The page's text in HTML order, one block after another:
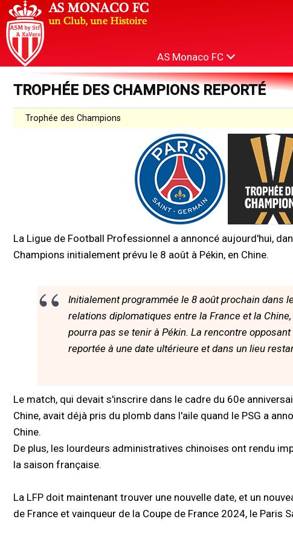
AS Monaco FC
TROPHÉE DES CHAMPIONS REPORTÉ
Trophée des Champions
La Ligue de Football Professionnel a annoncé aujourd'hui,
Champions initialement prévu le 8 août à Pékin, en Chine.
Initialement programmée le 8 août prochain dans
relations diplomatiques entre la France et la
pourra pas se tenir à Pékin. La rencontre
reportée à une date ultérieure et dans un lieu
Le match, qui devait s'inscrire dans le cadre du 60e
Chine, avait déjà pris du plomb dans l'aile quand le PSG a
Chine.
De plus, les lourdeurs administratives chinoises ont rendu
la saison française.
La LFP doit maintenant trouver une nouvelle date, et un
de France et vainqueur de la Coupe de France 2024, le Paris